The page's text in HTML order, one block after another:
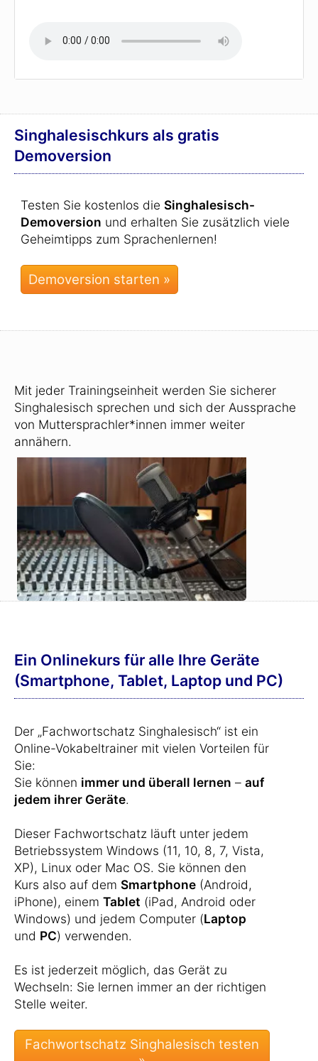
Singhalesischkurs als gratis
Demoversion
Testen Sie kostenlos die Singhalesisch-
Demoversion und erhalten Sie zusätzlich viele
Geheimtipps zum Sprachenlernen!
Mit jeder Trainingseinheit werden Sie sicherer
Singhalesisch sprechen und sich der Aussprache
von Muttersprachler*innen immer weiter
annähern.
Ein Onlinekurs für alle Ihre Geräte
(Smartphone, Tablet, Laptop und PC)
Der „Fachwortschatz Singhalesisch“ ist ein
Online-Vokabeltrainer mit vielen Vorteilen für
Sie:
Sie können immer und überall lernen – auf
jedem ihrer Geräte.
Dieser Fachwortschatz läuft unter jedem
Betriebssystem Windows (11, 10, 8, 7, Vista,
XP), Linux oder Mac OS. Sie können den
Kurs also auf dem Smartphone (Android,
iPhone), einem Tablet (iPad, Android oder
Windows) und jedem Computer (Laptop
und PC) verwenden.
Es ist jederzeit möglich, das Gerät zu
Wechseln: Sie lernen immer an der richtigen
Stelle weiter.